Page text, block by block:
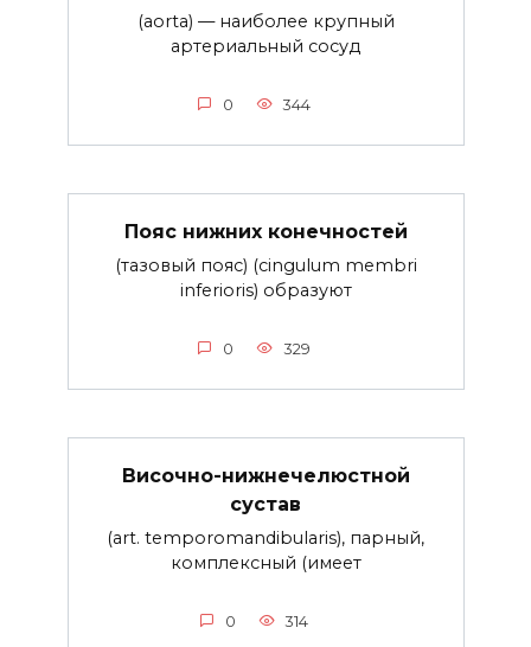
(aorta) — наиболее крупный
артериальный сосуд
0 344
Пояс нижних конечностей
(тазовый пояс) (cingulum membri
inferioris) образуют
0 329
Височно-нижнечелюстной
сустав
(art. temporomandibularis), парный,
комплексный (имеет
0 314